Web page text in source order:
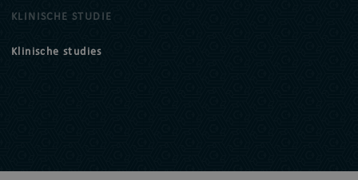
KLINISCHE STUDIE
Klinische studies